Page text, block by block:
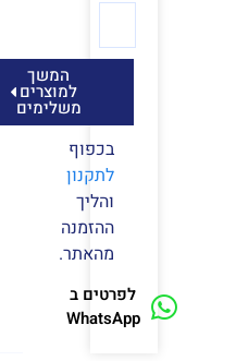
המשך
למוצרים
משלימים
בכפוף
לתקנון
והליך
ההזמנה
מהאתר.
לפרטים ב
WhatsApp